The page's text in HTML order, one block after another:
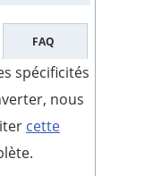
FAQ
spécificités
nous
cette